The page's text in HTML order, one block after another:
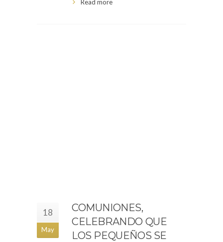
Read more
18
May
COMUNIONES,
CELEBRANDO QUE
LOS PEQUEÑOS SE